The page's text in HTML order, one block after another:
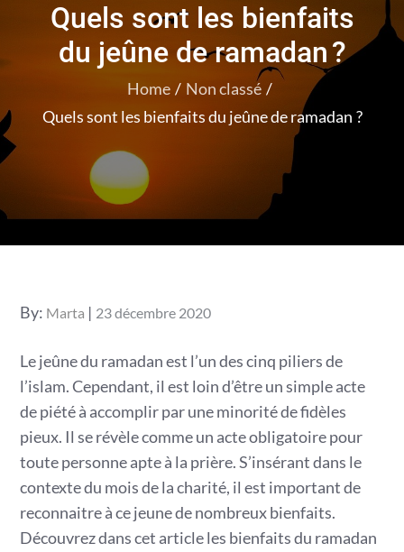
Quels sont les bienfaits
du jeûne de ramadan ?
Home
Non classé
Quels sont les bienfaits du jeûne de ramadan ?
By: Marta
Posted
23 décembre 2020
Le jeûne du ramadan est l’un des cinq piliers de
l’islam. Cependant, il est loin d’être un simple acte
de piété à accomplir par une minorité de fidèles
pieux. Il se révèle comme un acte obligatoire pour
toute personne apte à la prière. S’insérant dans le
contexte du mois de la charité, il est important de
reconnaitre à ce jeune de nombreux bienfaits.
Découvrez dans cet article les bienfaits du ramadan